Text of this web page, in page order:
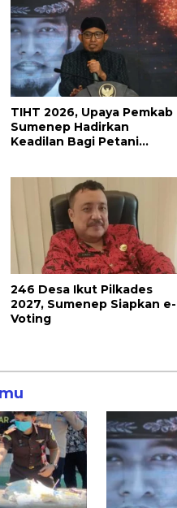
TIHT 2026, Upaya Pemkab
Sumenep Hadirkan
Keadilan Bagi Petani
246 Desa Ikut Pilkades
2027, Sumenep Siapkan e-
Voting